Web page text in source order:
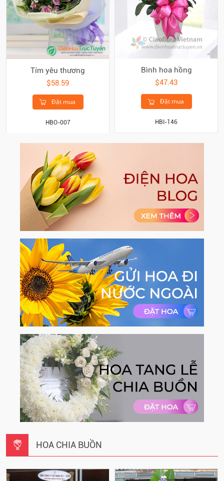
Tím yêu thương
$58.59
Đặt mua
HBO-007
Bình hoa hồng
$47.43
Đặt mua
HBI-146
HOA CHIA BUỒN